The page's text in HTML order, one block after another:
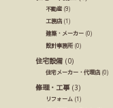
不動産 (9)
工務店 (1)
建築・メーカー (0)
設計事務所(0)
住宅設備(0)
住宅メーカー・代理店 (0)
修理・工事(3)
リフォーム (1)